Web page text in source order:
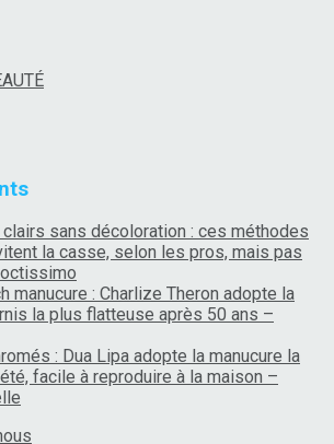
sans décoloration : ces méthodes
la casse, selon les pros, mais pas
manucure : Charlize Theron adopte la
la plus flatteuse après 50 ans –
: Dua Lipa adopte la manucure la
facile à reproduire à la maison –